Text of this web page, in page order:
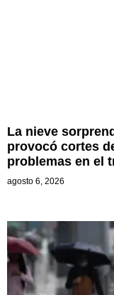
La nieve
provocó cortes
problemas en el
agosto 6, 2026